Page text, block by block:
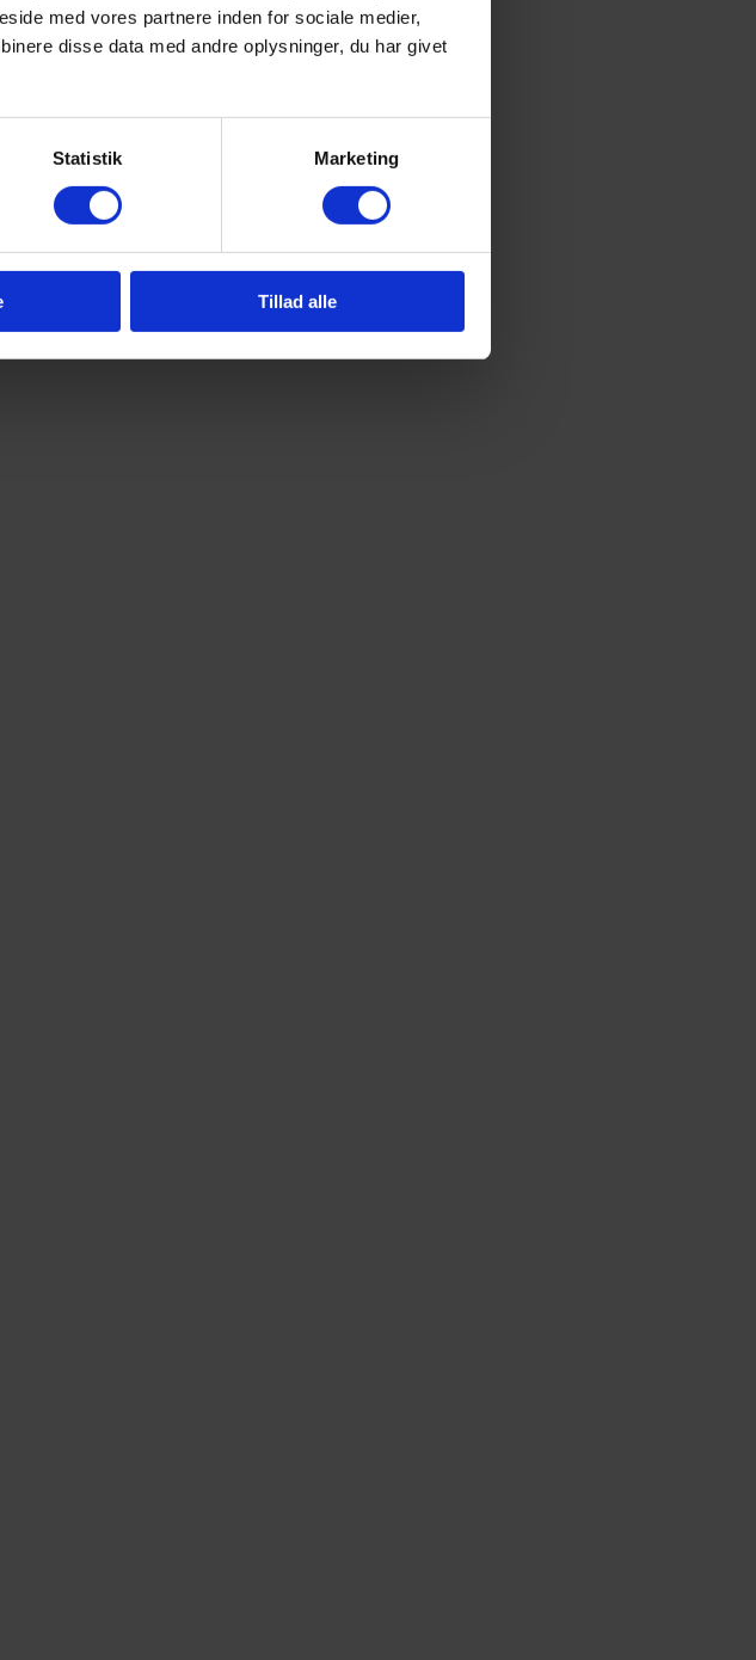
med vores partnere inden for sociale medier,
disse data med andre oplysninger, du har givet
Statistik Marketing
Tillad alle